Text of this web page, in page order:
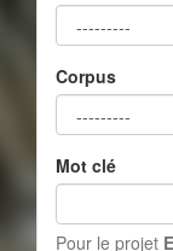
Corpus
Mot clé
Pour le projet